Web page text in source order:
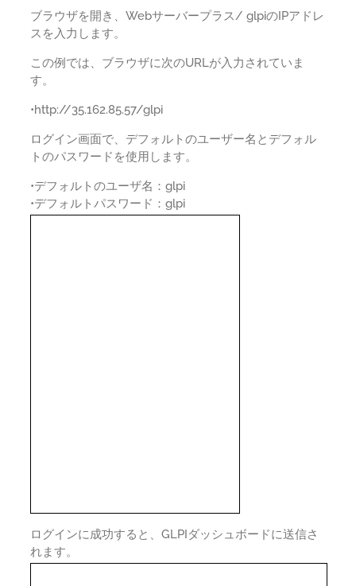
ブラウザを開き、Webサーバープラス/ glpiのIPアドレ
スを入力します。
この例では、ブラウザに次のURLが入力されていま
す。
•http://35.162.85.57/glpi
ログイン画面で、デフォルトのユーザー名とデフォル
トのパスワードを使用します。
•デフォルトのユーザ名：glpi
•デフォルトパスワード：glpi
ログインに成功すると、GLPIダッシュボードに送信さ
れます。